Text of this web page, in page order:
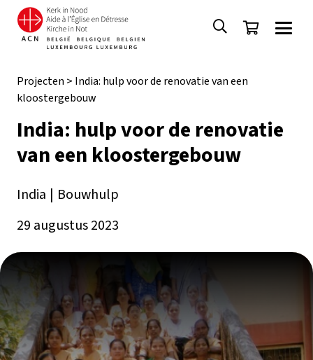
Projecten > India: hulp voor de renovatie van een
kloostergebouw
India: hulp voor de renovatie
van een kloostergebouw
India | Bouwhulp
29 augustus 2023